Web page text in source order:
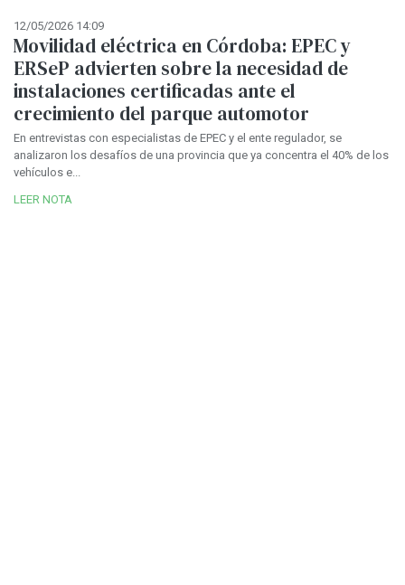
12/05/2026 14:09
Movilidad eléctrica en Córdoba: EPEC y
ERSeP advierten sobre la necesidad de
instalaciones certificadas ante el
crecimiento del parque automotor
En entrevistas con especialistas de EPEC y el ente regulador, se
analizaron los desafíos de una provincia que ya concentra el 40% de los
vehículos e...
LEER NOTA